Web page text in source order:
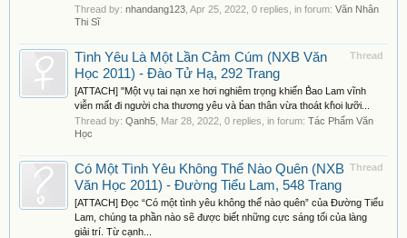
Thread by: nhandang123 Apr 25, 2022 , 0 replies, in forum: Văn Nhân
Thi Sĩ
Thread
Tình Yêu Là Một Lần Cảm Cúm (NXB Văn
Học 2011) - Đào Tử Hạ, 292 Trang
[ATTACH] "Một vụ tai nạn xe hơi nghiêm trọng khiến B̉ao Lam vĩnh
viễn mất đi người cha thương yêu và b̉an thân vừa thoát kh̉oi lưỡi...
Thread by: Qanh5 Mar 28, 2022 , 0 replies, in forum: Tác Phẩm Văn
Học
Thread
Có Một Tình Yêu Không Thể Nào Quên (NXB
Văn Học 2011) - Đường Tiểu Lam, 548 Trang
[ATTACH] Đọc “Có một tình yêu không thể nào quên” của Đường Tiểu
Lam, chúng ta phần nào sẽ được biết những cực sáng tối của làng
giải trí. Từ cạnh...